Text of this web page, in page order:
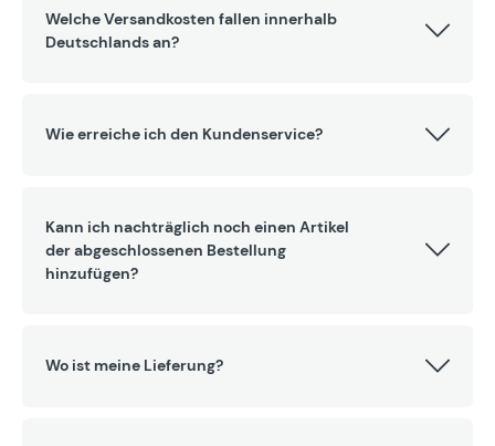
Welche Versandkosten fallen innerhalb
Deutschlands an?
Wie erreiche ich den Kundenservice?
Kann ich nachträglich noch einen Artikel
der abgeschlossenen Bestellung
hinzufügen?
Wo ist meine Lieferung?